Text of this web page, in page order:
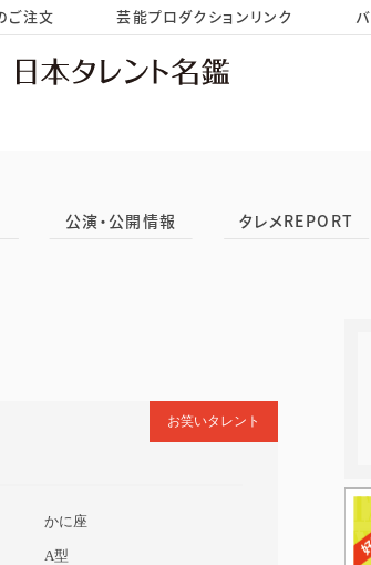
HOME お問い合わせ
ご注文 芸能プロダクションリンク
公演・公開情報 タレメREPORT
お笑いタレント
かに座
A型